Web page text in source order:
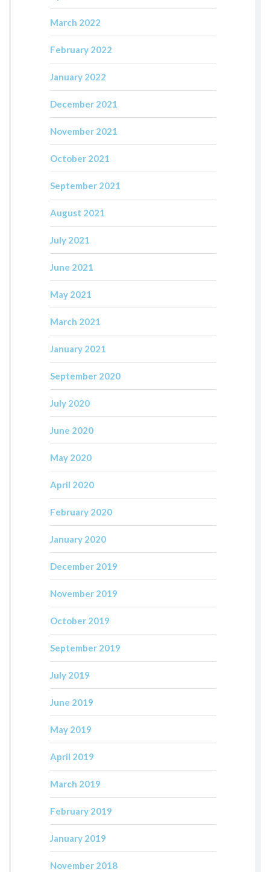
March 2022
February 2022
January 2022
December 2021
November 2021
October 2021
September 2021
August 2021
July 2021
June 2021
May 2021
March 2021
January 2021
September 2020
July 2020
June 2020
May 2020
April 2020
February 2020
January 2020
December 2019
November 2019
October 2019
September 2019
July 2019
June 2019
May 2019
April 2019
March 2019
February 2019
January 2019
November 2018